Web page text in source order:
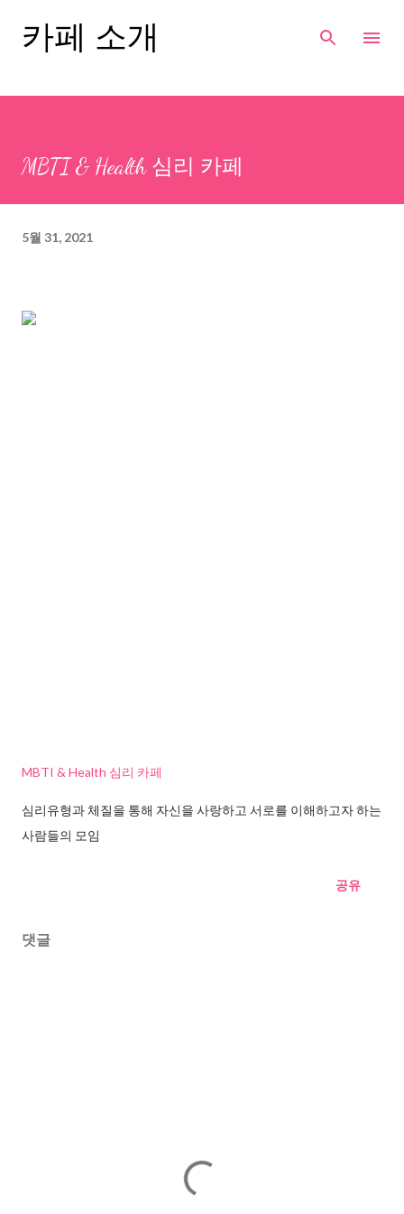
기본 콘텐츠로 건너뛰기
카페 소개
MBTI & Health 심리 카페
5월 31, 2021
MBTI & Health 심리 카페
심리유형과 체질을 통해 자신을 사랑하고 서로를 이해하고자 하는
사람들의 모임
공유
댓글